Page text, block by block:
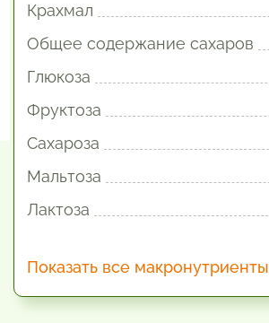
Крахмал
Общее содержание сахаров
Глюкоза
Фруктоза
Сахароза
Мальтоза
Лактоза
Показать все макронутриенты